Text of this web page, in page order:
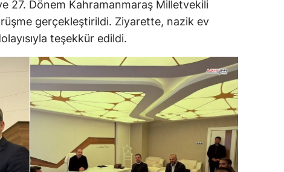
27. Dönem Kahramanmaraş Milletvekili
gerçekleştirildi. Ziyarette, nazik ev
teşekkür edildi.